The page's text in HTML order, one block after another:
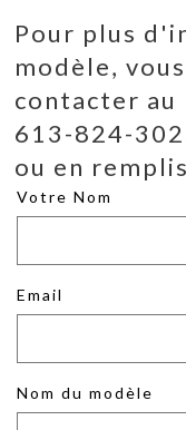
Pour plus
modèle,
contacter au
613-824-
ou en
Votre Nom
Email
Nom du modèle